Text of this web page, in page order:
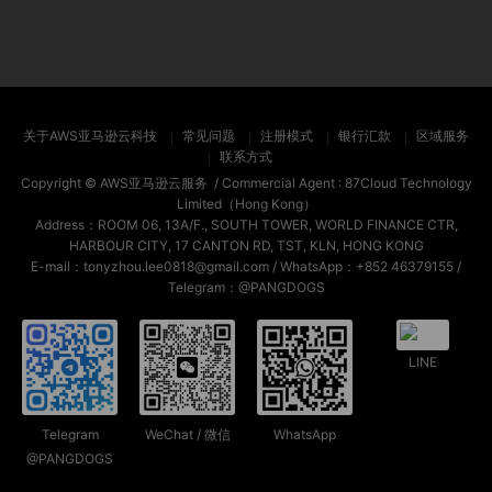
关于AWS亚马逊云科技 常见问题 注册模式 银行汇款
区域服务
联系方式
Copyright © AWS亚马逊云服务 / Commercial Agent : 87Cloud Technology
Limited（Hong Kong）
Address：ROOM 06, 13A/F., SOUTH TOWER, WORLD FINANCE CTR,
HARBOUR CITY, 17 CANTON RD, TST, KLN, HONG KONG
E-mail：tonyzhou.lee0818@gmail.com / WhatsApp：+852 46379155 /
Telegram：@PANGDOGS
Telegram
@PANGDOGS
WeChat / 微信 WhatsApp
LINE